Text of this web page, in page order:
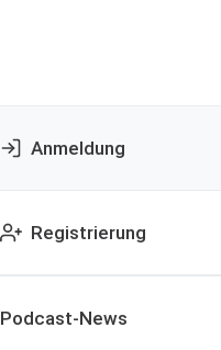
Anmeldung
Registrierung
Podcast-News